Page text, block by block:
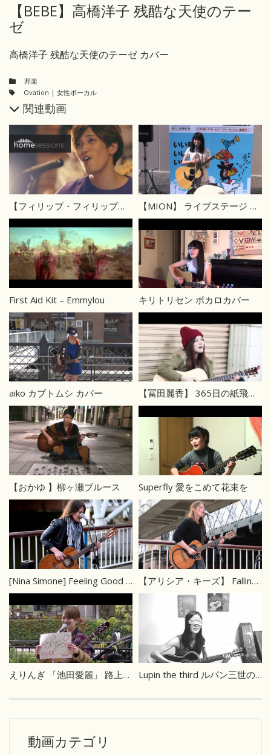
【BEBE】高橋洋子 残酷な天使のテー
ゼ
高橋洋子 残酷な天使のテーゼ カバー
邦楽
Ovation | 女性ボーカル
関連動画
【フィリップ・フィリップス】ゴーン、ゴーン、ゴーン〜ずっと君のために 【MION】 ライブステージ 名古屋
First Aid Kit – Emmylou キリトリセン ボカロカバー
aiko カブトムシ カバー 【冨田麗香】 365日の紙飛行機 AKB48カバー
【おかゆ 】柳ヶ瀬ブルース Superfly 愛をこめて花束を
[Nina Simone] Feeling Good カバー 【アリシア・キーズ】 Falling – ALICIA KEYES
えりんぎ 「池田愛麗」 路上ライブ Lupin the third ルパン三世のテーマ
動画カテゴリ